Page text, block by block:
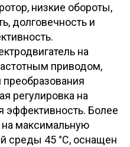
низкие обороты,
долговечность и
на
приводом,
регулировка на
эффективность. Более
на максимальную
среды 45 °C, оснащен